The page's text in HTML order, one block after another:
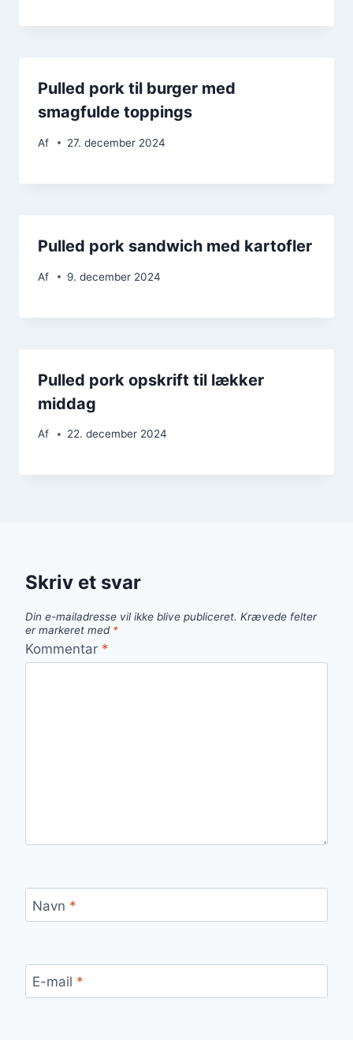
Pulled pork til burger med
smagfulde toppings
Af 27. december 2024
Pulled pork sandwich med kartofler
Af 9. december 2024
Pulled pork opskrift til lækker
middag
Af 22. december 2024
Skriv et svar
Din e-mailadresse vil ikke blive publiceret. Krævede felter
er markeret med *
Kommentar *
Navn *
E-mail *